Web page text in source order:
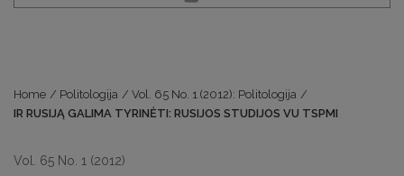
Home / Politologija / Vol. 65 No. 1 (2012): Politologija /
IR RUSIJĄ GALIMA TYRINĖTI: RUSIJOS STUDIJOS VU TSPMI
Vol. 65 No. 1 (2012)